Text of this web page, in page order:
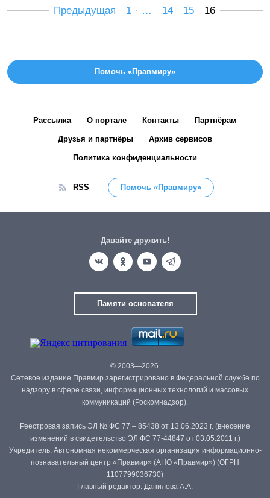
Предыдущая 1 … 14 15 16
Помочь «Правмиру»
Рассылка О портале Контакты Партнёрам
Друзья и партнёры Архив сервисов
Политика конфиденциальности
RSS Помочь «Правмиру»
Давайте дружить!
Памяти основателя
© 2003—2026.
Сетевое издание Правмир зарегистрировано в Федеральной службе по
надзору в сфере связи, информационных технологий и массовых
коммуникаций (Роскомнадзор).
Реестровая запись ЭЛ № ФС 77 – 85438 от 13.06.2023 г. (внесение
изменений в свидетельство ЭЛ ФС 77-44847 от 03.05.2011 г.)
Учредитель: Автономная некоммерческая организация информационно-
познавательный центр «Правмир» (АНО «Правмир») (ОГРН
1107799036730)
Главный редактор: Данилова А.А.